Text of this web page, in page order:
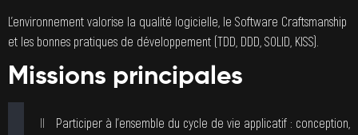
L’environnement valorise la qualité logicielle, le Software Craftsmanship
et les bonnes pratiques de développement (TDD, DDD, SOLID, KISS).
Missions principales
Participer à l’ensemble du cycle de vie applicatif : conception,